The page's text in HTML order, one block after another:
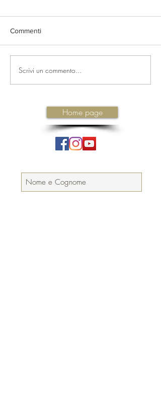
Commenti
Scrivi un commento...
Home page